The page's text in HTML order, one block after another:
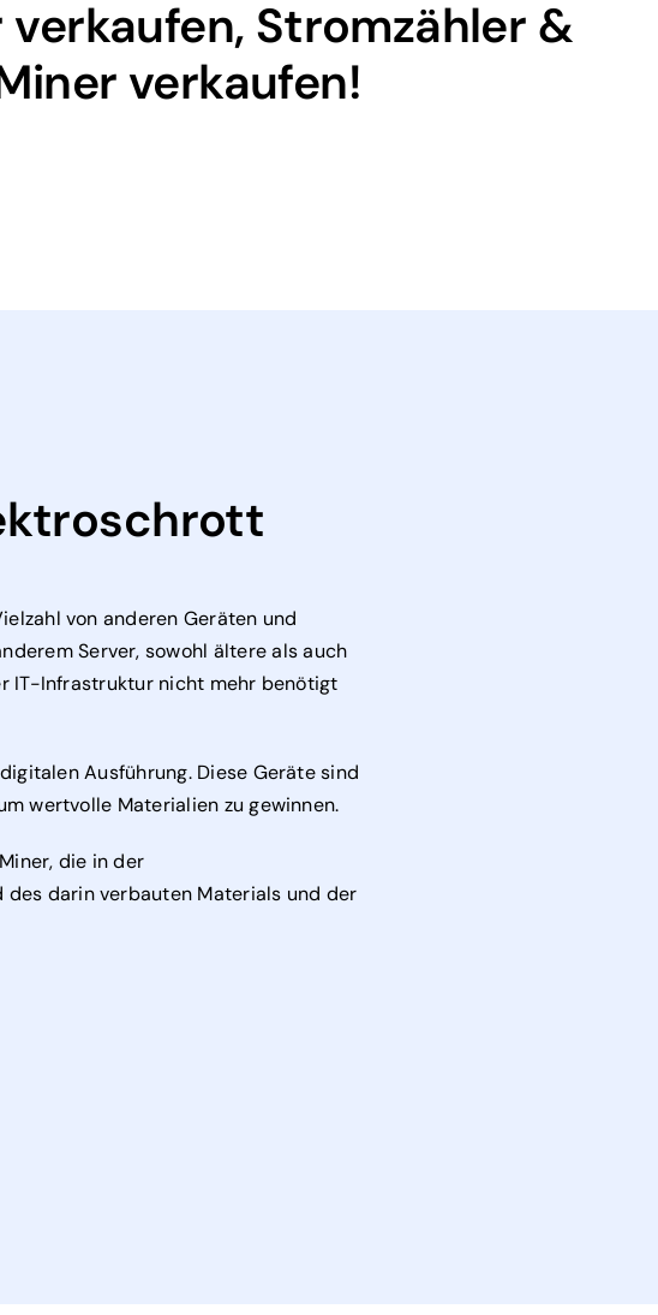
Stromzähler &
verkaufen!
von anderen Geräten und
Server, sowohl ältere als auch
IT-Infrastruktur nicht mehr benötigt
Ausführung. Diese Geräte sind
wertvolle Materialien zu gewinnen.
die in der
des darin verbauten Materials und der